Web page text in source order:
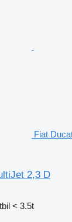
Fiat
2,3 D
< 3.5t